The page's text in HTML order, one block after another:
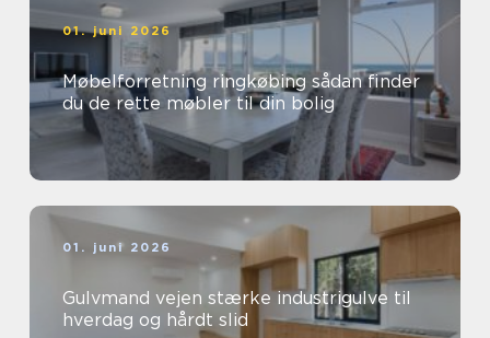
01. juni 2026
Møbelforretning ringkøbing sådan finder
du de rette møbler til din bolig
01. juni 2026
Gulvmand vejen stærke industrigulve til
hverdag og hårdt slid